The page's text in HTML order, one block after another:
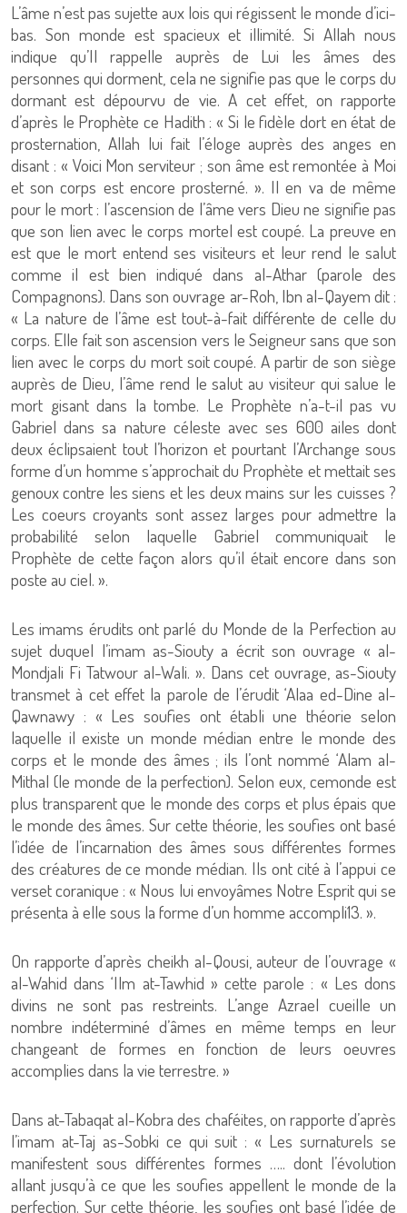
L’âme n’est pas sujette aux lois qui régissent le monde d’ici-
bas. Son monde est spacieux et illimité. Si Allah nous
indique qu’Il rappelle auprès de Lui les âmes des
personnes qui dorment, cela ne signifie pas que le corps du
dormant est dépourvu de vie. A cet effet, on rapporte
d’après le Prophète ce Hadith : « Si le fidèle dort en état de
prosternation, Allah lui fait l’éloge auprès des anges en
disant : « Voici Mon serviteur ; son âme est remontée à Moi
et son corps est encore prosterné. ». Il en va de même
pour le mort : l’ascension de l’âme vers Dieu ne signifie pas
que son lien avec le corps mortel est coupé. La preuve en
est que le mort entend ses visiteurs et leur rend le salut
comme il est bien indiqué dans al-Athar (parole des
Compagnons). Dans son ouvrage ar-Roh, Ibn al-Qayem dit :
« La nature de l’âme est tout-à-fait différente de celle du
corps. Elle fait son ascension vers le Seigneur sans que son
lien avec le corps du mort soit coupé. A partir de son siège
auprès de Dieu, l’âme rend le salut au visiteur qui salue le
mort gisant dans la tombe. Le Prophète n’a-t-il pas vu
Gabriel dans sa nature céleste avec ses 600 ailes dont
deux éclipsaient tout l’horizon et pourtant l’Archange sous
forme d’un homme s’approchait du Prophète et mettait ses
genoux contre les siens et les deux mains sur les cuisses ?
Les coeurs croyants sont assez larges pour admettre la
probabilité selon laquelle Gabriel communiquait le
Prophète de cette façon alors qu’il était encore dans son
poste au ciel. ».
Les imams érudits ont parlé du Monde de la Perfection au
sujet duquel l’imam as-Siouty a écrit son ouvrage « al-
Mondjali Fi Tatwour al-Wali. ». Dans cet ouvrage, as-Siouty
transmet à cet effet la parole de l’érudit ‘Alaa ed-Dine al-
Qawnawy : « Les soufies ont établi une théorie selon
laquelle il existe un monde médian entre le monde des
corps et le monde des âmes ; ils l’ont nommé ‘Alam al-
Mithal (le monde de la perfection). Selon eux, cemonde est
plus transparent que le monde des corps et plus épais que
le monde des âmes. Sur cette théorie, les soufies ont basé
l’idée de l’incarnation des âmes sous différentes formes
des créatures de ce monde médian. Ils ont cité à l’appui ce
verset coranique : « Nous lui envoyâmes Notre Esprit qui se
présenta à elle sous la forme d’un homme accompli13. ».
On rapporte d’après cheikh al-Qousi, auteur de l’ouvrage «
al-Wahid dans ‘Ilm at-Tawhid » cette parole : « Les dons
divins ne sont pas restreints. L’ange Azrael cueille un
nombre indéterminé d’âmes en même temps en leur
changeant de formes en fonction de leurs oeuvres
accomplies dans la vie terrestre. »
Dans at-Tabaqat al-Kobra des chaféites, on rapporte d’après
l’imam at-Taj as-Sobki ce qui suit : « Les surnaturels se
manifestent sous différentes formes ….. dont l’évolution
allant jusqu’à ce que les soufies appellent le monde de la
perfection. Sur cette théorie, les soufies ont basé l’idée de